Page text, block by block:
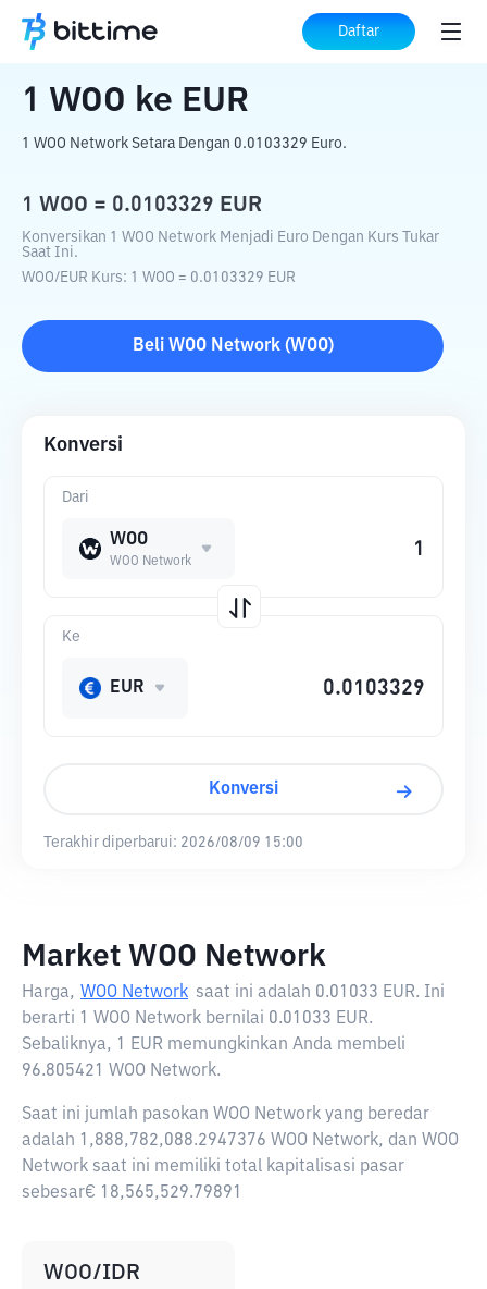
Daftar
Beranda Konverter Kripto ke EUR
1 WOO ke EUR
1 WOO Network Setara Dengan 0.0103329 Euro.
1 WOO = 0.0103329 EUR
Konversikan 1 WOO Network Menjadi Euro Dengan Kurs Tukar
Saat Ini.
WOO/EUR Kurs: 1 WOO = 0.0103329 EUR
Beli WOO Network(WOO)
Konversi
Dari
WOO
WOO Network
Ke
EUR
Konversi
Terakhir diperbarui: 2026/08/09 15:00
Market WOO Network
Harga, WOO Network saat ini adalah 0.01033 EUR. Ini
berarti 1 WOO Network bernilai 0.01033 EUR.
Sebaliknya, 1 EUR memungkinkan Anda membeli
96.805421 WOO Network.
Saat ini jumlah pasokan WOO Network yang beredar
adalah 1,888,782,088.2947376 WOO Network, dan WOO
Network saat ini memiliki total kapitalisasi pasar
sebesar€ 18,565,529.79891
WOO/IDR